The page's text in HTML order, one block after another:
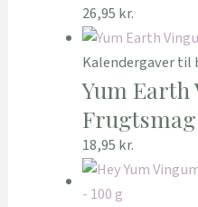
26,95 kr.
Kalendergaver til
Yum
18,95 kr.